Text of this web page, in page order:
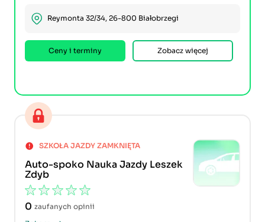
Reymonta 32/34, 26-800 Białobrzegi
Ceny i terminy Zobacz więcej
Auto-spoko Nauka Jazdy Leszek
Zdyb
SZKOŁA JAZDY ZAMKNIĘTA
0 zaufanych opinii